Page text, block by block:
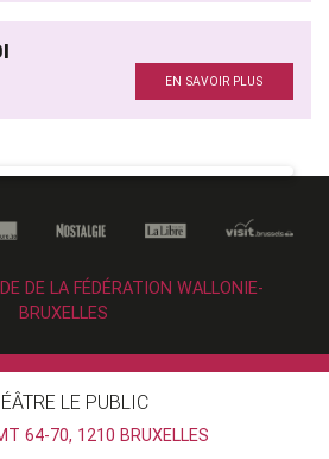
EN SAVOIR PLUS
DE LA FÉDÉRATION WALLONIE-
BRUXELLES
LE PUBLIC
64-70, 1210 BRUXELLES